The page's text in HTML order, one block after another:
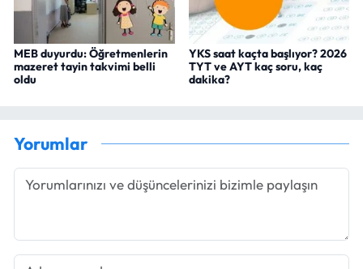
MEB duyurdu: Öğretmenlerin
mazeret tayin takvimi belli
oldu
YKS saat kaçta başlıyor? 2026
TYT ve AYT kaç soru, kaç
dakika?
Yorumlar